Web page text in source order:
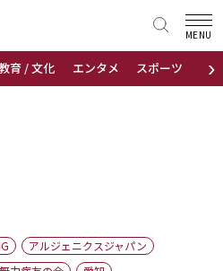
›
育 / 文化 エンタメ スポーツ 地域
MENU
アルジェニクスジャパン